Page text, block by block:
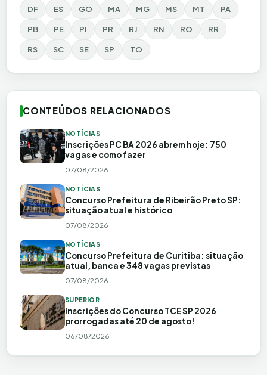
DF ES GO MA MG MS MT PA
PB PE PI PR RJ RN RO RR
RS SC SE SP TO
CONTEÚDOS RELACIONADOS
NOTÍCIAS
Inscrições PC BA 2026 abrem hoje: 750
vagas e como fazer
07/08/2026
NOTÍCIAS
Concurso Prefeitura de Ribeirão Preto SP:
situação atual e histórico
07/08/2026
NOTÍCIAS
Concurso Prefeitura de Curitiba: situação
atual, banca e 348 vagas previstas
07/08/2026
SUPERIOR
Inscrições do Concurso TCE SP 2026
prorrogadas até 20 de agosto!
06/08/2026